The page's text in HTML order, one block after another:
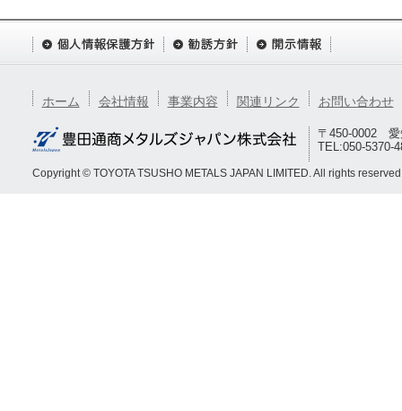
ホーム 会社情報 事業内容 関連リンク お問い合わせ
〒450-0002 愛
TEL:050-5370-
Copyright © TOYOTA TSUSHO METALS JAPAN LIMITED. All rights